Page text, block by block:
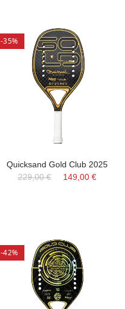
-35%
Quicksand Gold Club 2025
229,00 €
149,00 €
-42%